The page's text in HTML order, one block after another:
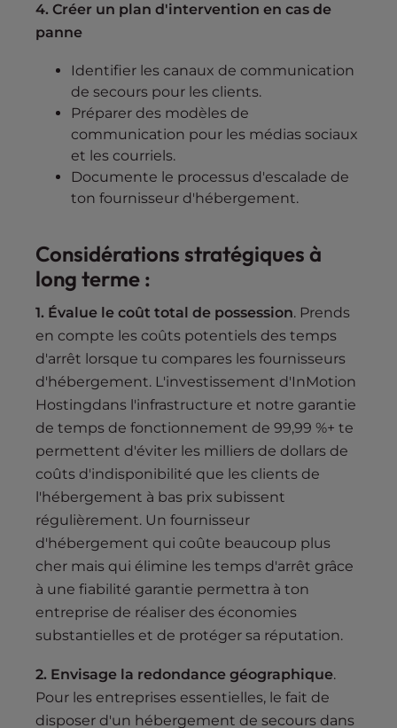
4. Créer un plan d'intervention en cas de
panne
Identifier les canaux de communication
de secours pour les clients.
Préparer des modèles de
communication pour les médias sociaux
et les courriels.
Documente le processus d'escalade de
ton fournisseur d'hébergement.
Considérations stratégiques à
long terme :
1. Évalue le coût total de possession. Prends
en compte les coûts potentiels des temps
d'arrêt lorsque tu compares les fournisseurs
d'hébergement. L'investissement d'InMotion
Hostingdans l'infrastructure et notre garantie
de temps de fonctionnement de 99,99 %+ te
permettent d'éviter les milliers de dollars de
coûts d'indisponibilité que les clients de
l'hébergement à bas prix subissent
régulièrement. Un fournisseur
d'hébergement qui coûte beaucoup plus
cher mais qui élimine les temps d'arrêt grâce
à une fiabilité garantie permettra à ton
entreprise de réaliser des économies
substantielles et de protéger sa réputation.
2. Envisage la redondance géographique.
Pour les entreprises essentielles, le fait de
disposer d'un hébergement de secours dans